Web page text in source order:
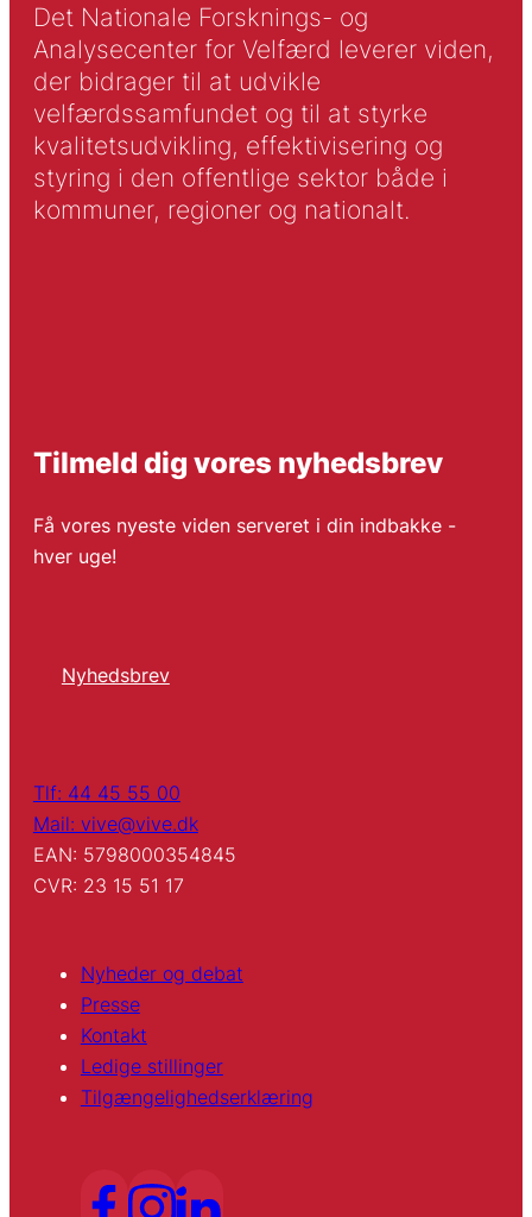
Det Nationale Forsknings- og
Analysecenter for Velfærd leverer viden,
der bidrager til at udvikle
velfærdssamfundet og til at styrke
kvalitetsudvikling, effektivisering og
styring i den offentlige sektor både i
kommuner, regioner og nationalt.
Tilmeld dig vores nyhedsbrev
Få vores nyeste viden serveret i din indbakke -
hver uge!
Nyhedsbrev
Tlf: 44 45 55 00
Mail: vive@vive.dk
EAN: 5798000354845
CVR: 23 15 51 17
Nyheder og debat
Presse
Kontakt
Ledige stillinger
Tilgængelighedserklæring